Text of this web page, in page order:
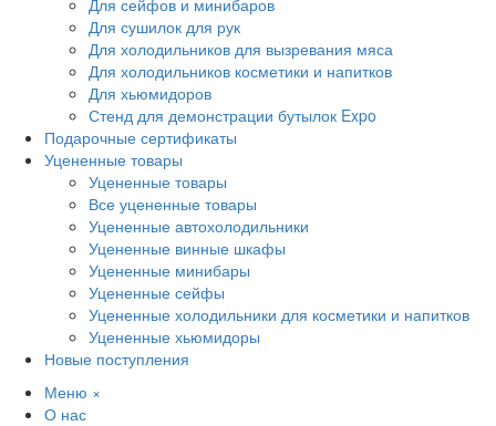
Для сушилок для рук
Для холодильников для вызревания мяса
Для холодильников косметики и напитков
Для хьюмидоров
Стенд для демонстрации бутылок Expo
Подарочные сертификаты
Уцененные товары
Уцененные товары
Все уцененные товары
Уцененные автохолодильники
Уцененные винные шкафы
Уцененные минибары
Уцененные сейфы
Уцененные холодильники для косметики и напитков
Уцененные хьюмидоры
Новые поступления
Меню ×
О нас